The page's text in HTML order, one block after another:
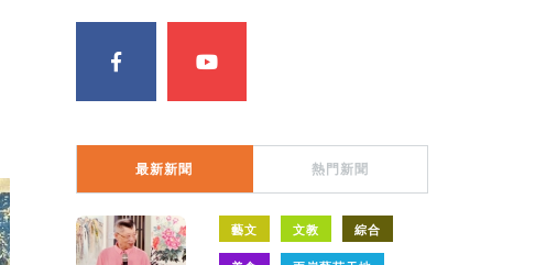
最新新聞 熱門新聞
藝文 文教 綜合